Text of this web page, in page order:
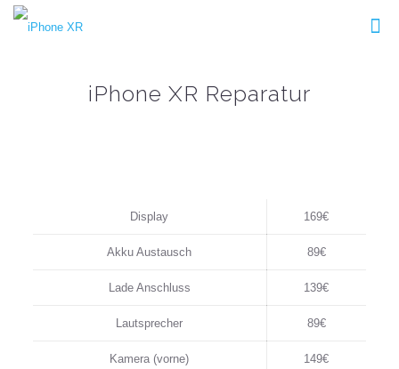
iPhone XR Reparatur
Display 169€
Akku Austausch 89€
Lade Anschluss 139€
Lautsprecher 89€
Kamera (vorne) 149€